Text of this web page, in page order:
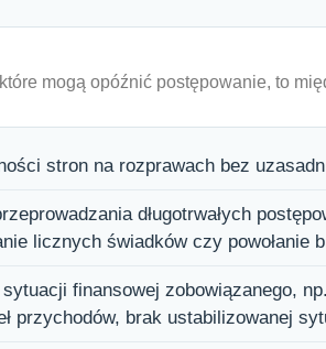
mogą opóźnić postępowanie, to
stron na rozprawach bez
długotrwałych
licznych świadków czy powołanie
sytuacji finansowej zobowiązanego,
przychodów, brak ustabilizowanej